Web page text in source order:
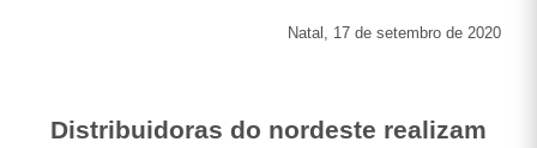
Natal, 17 de setembro de 2020
Distribuidoras do nordeste realizam